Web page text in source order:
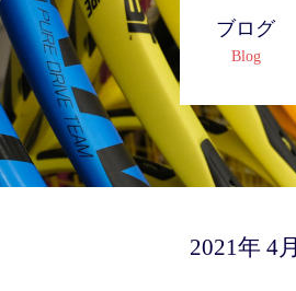
ブログ
Blog
2021年 4月
サービス
プライベートレッスン
ブログ